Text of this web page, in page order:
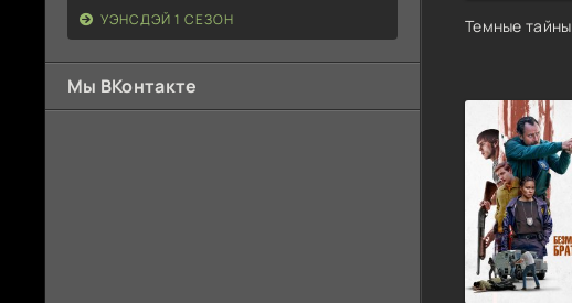
УЭНСДЭЙ 1 СЕЗОН
Мы ВКонтакте
Темные тайны